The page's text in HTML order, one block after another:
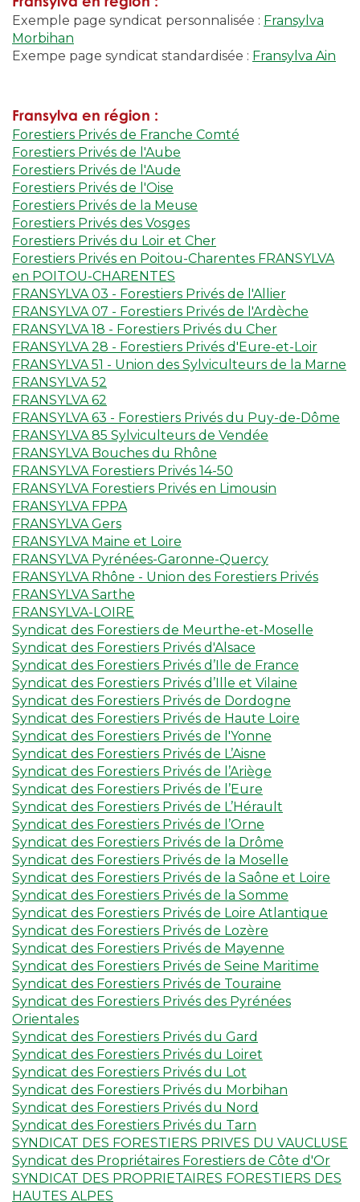
Exemple page syndicat personnalisée : Fransylva
Morbihan
Exempe page syndicat standardisée : Fransylva Ain
Fransylva en région :
Forestiers Privés de Franche Comté
Forestiers Privés de l'Aube
Forestiers Privés de l'Aude
Forestiers Privés de l'Oise
Forestiers Privés de la Meuse
Forestiers Privés des Vosges
Forestiers Privés du Loir et Cher
Forestiers Privés en Poitou-Charentes FRANSYLVA
en POITOU-CHARENTES
FRANSYLVA 03 - Forestiers Privés de l'Allier
FRANSYLVA 07 - Forestiers Privés de l'Ardèche
FRANSYLVA 18 - Forestiers Privés du Cher
FRANSYLVA 28 - Forestiers Privés d'Eure-et-Loir
FRANSYLVA 51 - Union des Sylviculteurs de la Marne
FRANSYLVA 52
FRANSYLVA 62
FRANSYLVA 63 - Forestiers Privés du Puy-de-Dôme
FRANSYLVA 85 Sylviculteurs de Vendée
FRANSYLVA Bouches du Rhône
FRANSYLVA Forestiers Privés 14-50
FRANSYLVA Forestiers Privés en Limousin
FRANSYLVA FPPA
FRANSYLVA Gers
FRANSYLVA Maine et Loire
FRANSYLVA Pyrénées-Garonne-Quercy
FRANSYLVA Rhône - Union des Forestiers Privés
FRANSYLVA Sarthe
FRANSYLVA-LOIRE
Syndicat des Forestiers de Meurthe-et-Moselle
Syndicat des Forestiers Privés d'Alsace
Syndicat des Forestiers Privés d’Ile de France
Syndicat des Forestiers Privés d’Ille et Vilaine
Syndicat des Forestiers Privés de Dordogne
Syndicat des Forestiers Privés de Haute Loire
Syndicat des Forestiers Privés de l'Yonne
Syndicat des Forestiers Privés de L’Aisne
Syndicat des Forestiers Privés de l’Ariège
Syndicat des Forestiers Privés de l’Eure
Syndicat des Forestiers Privés de L’Hérault
Syndicat des Forestiers Privés de l’Orne
Syndicat des Forestiers Privés de la Drôme
Syndicat des Forestiers Privés de la Moselle
Syndicat des Forestiers Privés de la Saône et Loire
Syndicat des Forestiers Privés de la Somme
Syndicat des Forestiers Privés de Loire Atlantique
Syndicat des Forestiers Privés de Lozère
Syndicat des Forestiers Privés de Mayenne
Syndicat des Forestiers Privés de Seine Maritime
Syndicat des Forestiers Privés de Touraine
Syndicat des Forestiers Privés des Pyrénées
Orientales
Syndicat des Forestiers Privés du Gard
Syndicat des Forestiers Privés du Loiret
Syndicat des Forestiers Privés du Lot
Syndicat des Forestiers Privés du Morbihan
Syndicat des Forestiers Privés du Nord
Syndicat des Forestiers Privés du Tarn
SYNDICAT DES FORESTIERS PRIVES DU VAUCLUSE
Syndicat des Propriétaires Forestiers de Côte d'Or
SYNDICAT DES PROPRIETAIRES FORESTIERS DES
HAUTES ALPES